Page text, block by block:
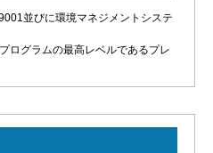
並びに環境マネジメントシステ
ログラムの最高レベルであるプレ